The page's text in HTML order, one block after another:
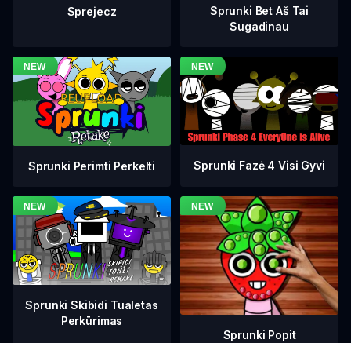
Sprejecz
Sprunki Bet Aš Tai
Sugadinau
Sprunki Perimti Perkelti Sprunki Fazė 4 Visi Gyvi
Sprunki Skibidi Tualetas
Perkūrimas
Sprunki Popit